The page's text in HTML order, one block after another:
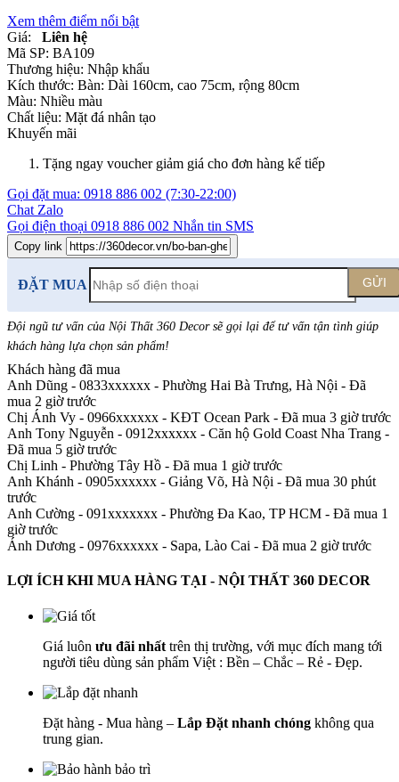
Xem thêm điểm nổi bật
Giá:
Liên hệ
Mã SP: BA109
Thương hiệu: Nhập khẩu
Kích thước: Bàn: Dài 160cm, cao 75cm, rộng 80cm
Màu: Nhiều màu
Chất liệu: Mặt đá nhân tạo
Khuyến mãi
Tặng ngay voucher giảm giá cho đơn hàng kế tiếp
Gọi đặt mua: 0918 886 002 (7:30-22:00)
Chat Zalo
Gọi điện thoại 0918 886 002 Nhắn tin SMS
Copy link
ĐẶT MUA GỬI
Đội ngũ tư vấn của Nội Thất 360 Decor sẽ gọi lại để tư vấn tận tình giúp
khách hàng lựa chọn sản phẩm!
Khách hàng đã mua
Anh Dũng - 0833xxxxxx - Phường Hai Bà Trưng, Hà Nội - Đã
mua 2 giờ trước
Chị Ánh Vy - 0966xxxxxx - KĐT Ocean Park - Đã mua 3 giờ trước
Anh Tony Nguyễn - 0912xxxxxx - Căn hộ Gold Coast Nha Trang -
Đã mua 5 giờ trước
Chị Linh - Phường Tây Hồ - Đã mua 1 giờ trước
Anh Khánh - 0905xxxxxx - Giảng Võ, Hà Nội - Đã mua 30 phút
trước
Anh Cường - 091xxxxxxx - Phường Đa Kao, TP HCM - Đã mua 1
giờ trước
Ánh Dương - 0976xxxxxx - Sapa, Lào Cai - Đã mua 2 giờ trước
LỢI ÍCH KHI MUA HÀNG TẠI - NỘI THẤT 360 DECOR
Giá luôn ưu đãi nhất trên thị trường, với mục đích mang tới
người tiêu dùng sản phẩm Việt : Bền – Chắc – Rẻ - Đẹp.
Đặt hàng - Mua hàng – Lắp Đặt nhanh chóng không qua
trung gian.